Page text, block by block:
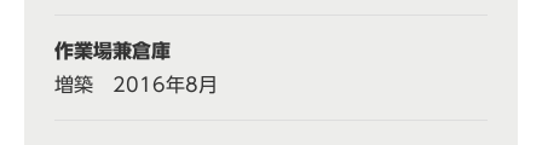
作業場兼倉庫
増築 2016年8月